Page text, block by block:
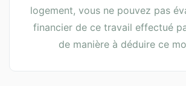
logement, vous ne pouvez pas
financier de ce travail effectué
de manière à déduire ce